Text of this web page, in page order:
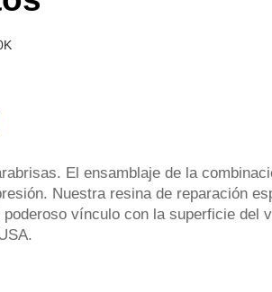
El ensamblaje de la
Nuestra resina de reparación
vínculo con la superficie del